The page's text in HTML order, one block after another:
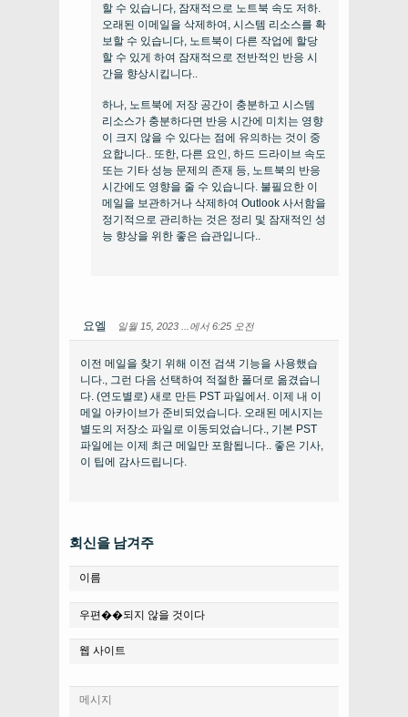
할 수 있습니다, 잠재적으로 노트북 속도 저하.
오래된 이메일을 삭제하여, 시스템 리소스를 확
보할 수 있습니다, 노트북이 다른 작업에 할당
할 수 있게 하여 잠재적으로 전반적인 반응 시
간을 향상시킵니다..
하나, 노트북에 저장 공간이 충분하고 시스템
리소스가 충분하다면 반응 시간에 미치는 영향
이 크지 않을 수 있다는 점에 유의하는 것이 중
요합니다.. 또한, 다른 요인, 하드 드라이브 속도
또는 기타 성능 문제의 존재 등, 노트북의 반응
시간에도 영향을 줄 수 있습니다. 불필요한 이
메일을 보관하거나 삭제하여 Outlook 사서함을
정기적으로 관리하는 것은 정리 및 잠재적인 성
능 향상을 위한 좋은 습관입니다..
요엘 일월 15, 2023 ...에서 6:25 오전
이전 메일을 찾기 위해 이전 검색 기능을 사용했습
니다., 그런 다음 선택하여 적절한 폴더로 옮겼습니
다. (연도별로) 새로 만든 PST 파일에서. 이제 내 이
메일 아카이브가 준비되었습니다. 오래된 메시지는
별도의 저장소 파일로 이동되었습니다., 기본 PST
파일에는 이제 최근 메일만 포함됩니다.. 좋은 기사,
이 팁에 감사드립니다.
회신을 남겨주